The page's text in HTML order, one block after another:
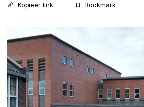
Kopieer link
Bookmark